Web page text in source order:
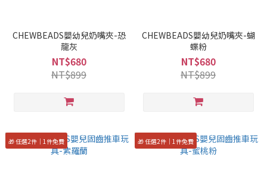
CHEWBEADS嬰幼兒奶嘴夾-恐
龍灰
NT$680
NT$899
CHEWBEADS嬰幼兒奶嘴夾-蝴
蝶粉
NT$680
NT$899
🎁 任選2件｜1件免費 🎁 任選2件｜1件免費